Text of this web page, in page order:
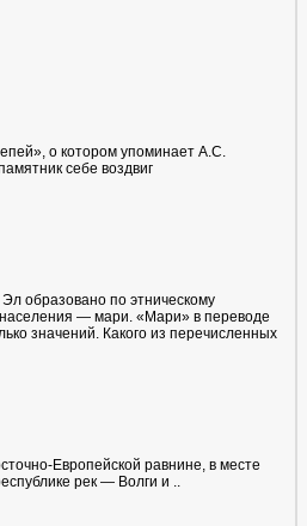
о котором упоминает А.С.
себе воздвиг
образовано по этническому
— мари. «Мари» в переводе
значений. Какого из перечисленных
Европейской равнине, в месте
рек — Волги и ..